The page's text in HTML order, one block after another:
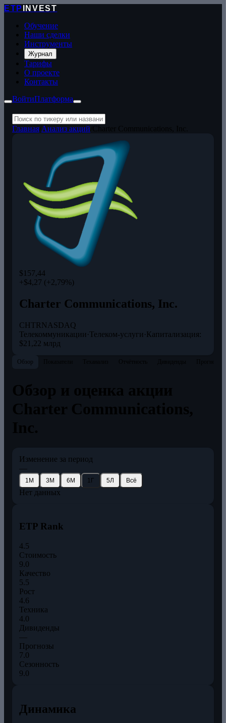
ETP
INVEST
Обучение
Наши сделки
Инструменты
Журнал
Тарифы
О проекте
Контакты
ВойтиПлатформа
Главная Анализ акций
$157,44
+$4,27 (+2,79%)
Charter Communications, Inc.
CHTRNASDAQ
Телекоммуникации·Телеком-услуги·Капитализация:
$21,22 млрд
Обзор
Изменение за период
—
1М 3М 6М 1Г 5Л Всё
Нет данных
ETP Rank
4.5
Стоимость
9.0
Качество
5.5
Рост
4.6
Техника
4.0
Дивиденды
—
Прогнозы
7.0
Сезонность
9.0
Динамика